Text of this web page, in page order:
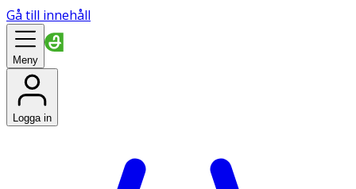
Gå till innehåll
Meny
Logga in